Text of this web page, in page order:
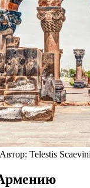
Telestis